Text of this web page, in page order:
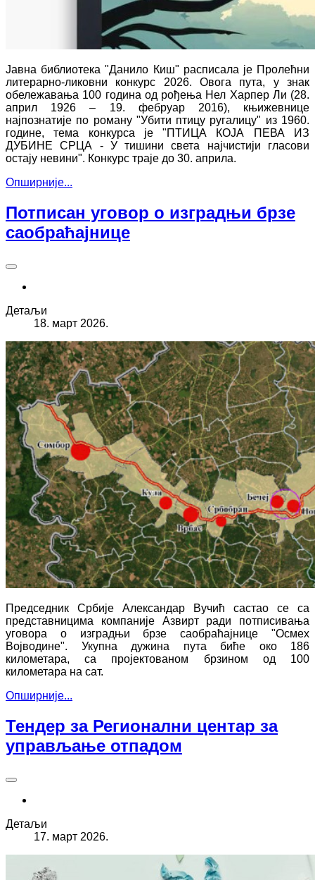
Јавна библиотека "Данило Киш" расписала је Пролећни
литерарно-ликовни конкурс 2026. Овога пута, у знак
обележавања 100 година од рођења Нел Харпер Ли (28.
април 1926 – 19. фебруар 2016), књижевнице
најпознатије по роману "Убити птицу ругалицу" из 1960.
године, тема конкурса је "ПТИЦА КОЈА ПЕВА ИЗ
ДУБИНЕ СРЦА - У тишини света најчистији гласови
остају невини". Конкурс траје до 30. априла.
Опширније...
Потписан уговор о изградњи брзе
саобраћајнице
Детаљи
18. март 2026.
Председник Србије Александар Вучић састао се са
представницима компаније Азвирт ради потписивања
уговора о изградњи брзе саобраћајнице "Осмех
Војводине". Укупна дужина пута биће око 186
километара, са пројектованом брзином од 100
километара на сат.
Опширније...
Тендер за Регионални центар за
управљање отпадом
Детаљи
17. март 2026.